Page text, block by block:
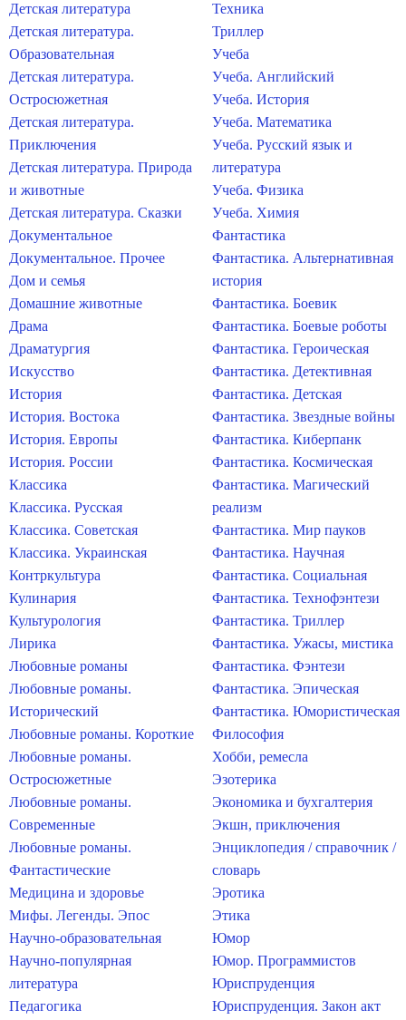
Детская литература
Детская литература.
Образовательная
Детская литература.
Остросюжетная
Детская литература.
Приключения
Детская литература. Природа
и животные
Детская литература. Сказки
Документальное
Документальное. Прочее
Дом и семья
Домашние животные
Драма
Драматургия
Искусство
История
История. Востока
История. Европы
История. России
Классика
Классика. Русская
Классика. Советская
Классика. Украинская
Контркультура
Кулинария
Культурология
Лирика
Любовные романы
Любовные романы.
Исторический
Любовные романы. Короткие
Любовные романы.
Остросюжетные
Любовные романы.
Современные
Любовные романы.
Фантастические
Медицина и здоровье
Мифы. Легенды. Эпос
Научно-образовательная
Научно-популярная
литература
Педагогика
Техника
Триллер
Учеба
Учеба. Английский
Учеба. История
Учеба. Математика
Учеба. Русский язык и
литература
Учеба. Физика
Учеба. Химия
Фантастика
Фантастика. Альтернативная
история
Фантастика. Боевик
Фантастика. Боевые роботы
Фантастика. Героическая
Фантастика. Детективная
Фантастика. Детская
Фантастика. Звездные войны
Фантастика. Киберпанк
Фантастика. Космическая
Фантастика. Магический
реализм
Фантастика. Мир пауков
Фантастика. Научная
Фантастика. Социальная
Фантастика. Технофэнтези
Фантастика. Триллер
Фантастика. Ужасы, мистика
Фантастика. Фэнтези
Фантастика. Эпическая
Фантастика. Юмористическая
Философия
Хобби, ремесла
Эзотерика
Экономика и бухгалтерия
Экшн, приключения
Энциклопедия / справочник /
словарь
Эротика
Этика
Юмор
Юмор. Программистов
Юриспруденция
Юриспруденция. Закон акт